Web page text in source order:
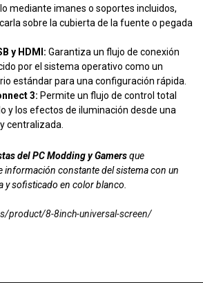
mediante imanes o soportes incluidos,
sobre la cubierta de la fuente o pegada
y HDMI: Garantiza un flujo de conexión
por el sistema operativo como un
estándar para una configuración rápida.
3: Permite un flujo de control total
y los efectos de iluminación desde una
centralizada.
del PC Modding y Gamersque
información constante del sistema con un
y sofisticado en color blanco.
product/8-8inch-universal-screen/